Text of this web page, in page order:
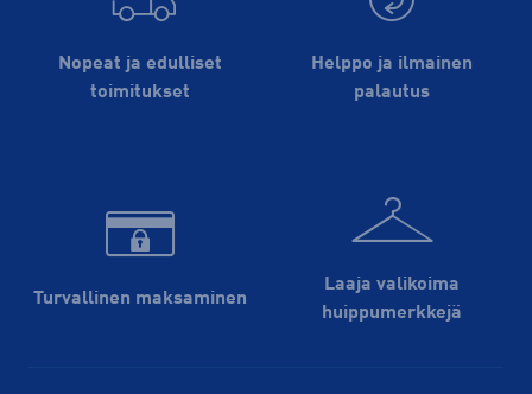
Nopeat ja edulliset
toimitukset
Helppo ja ilmainen
palautus
Turvallinen maksaminen
Laaja valikoima
huippu­merkkejä